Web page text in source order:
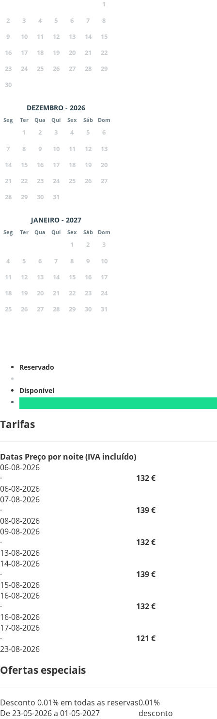
1
2
3 4 5 6 7
8
9
10 11 12 13 14
15
16
17 18 19 20 21
22
23
24 25 26 27 28
29
30
DEZEMBRO - 2026
Seg Ter Qua Qui Sex Sáb Dom
1 2 3 4 5
6
7
8 9 10 11 12
13
14
15 16 17 18 19
20
21
22 23 24 25 26
27
28
29 30 31
JANEIRO - 2027
Seg Ter Qua Qui Sex Sáb Dom
1 2
3
4
5 6 7 8 9
10
11
12 13 14 15 16
17
18
19 20 21 22 23
24
25
26 27 28 29 30 31
Reservado
Disponível
Tarifas
Datas Preço por noite (IVA incluído)
06-08-2026
·
06-08-2026
132 €
07-08-2026
·
08-08-2026
139 €
09-08-2026
·
13-08-2026
132 €
14-08-2026
·
15-08-2026
139 €
16-08-2026
·
16-08-2026
132 €
17-08-2026
·
23-08-2026
121 €
Ofertas especiais
Desconto 0.01% em todas as reservas
De 23-05-2026 a 01-05-2027
0.01%
desconto